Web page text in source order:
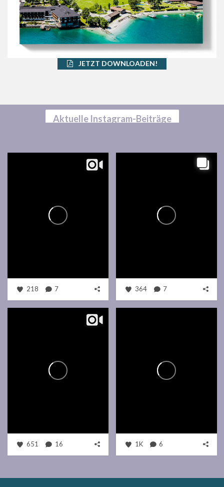
JETZT DOWNLOADEN!
Aktuelle Instagram-Beiträge
218 7 364 7
651 16 1K 6